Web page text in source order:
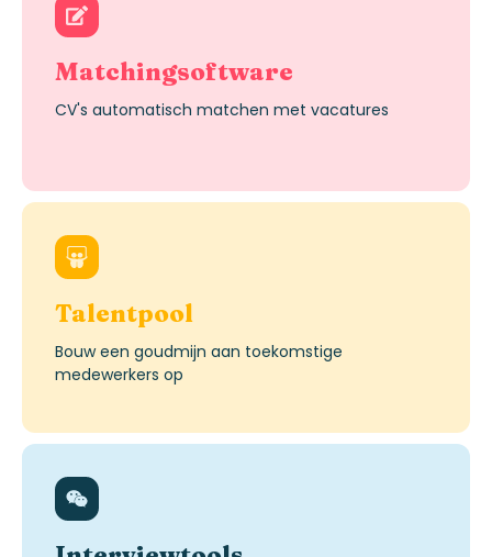
Matchingsoftware
CV's automatisch matchen met vacatures
Talentpool
Bouween goudmijn aan toekomstige
medewerkers op